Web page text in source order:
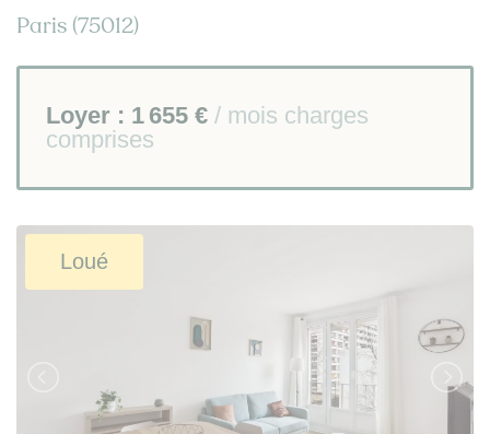
Paris (75012)
Loyer : 1 655 € / mois charges
comprises
Loué